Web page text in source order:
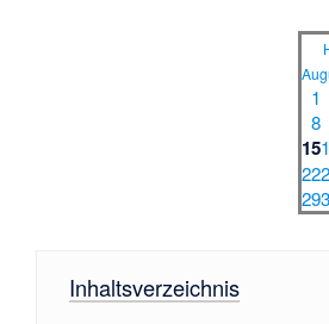
1
8
15
22
29
Inhaltsverzeichnis